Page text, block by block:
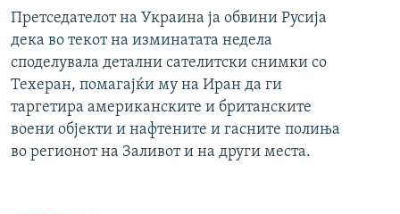
Претседателот на Украина ја обвини Русија
дека во текот на изминатата недела
споделувала детални сателитски снимки со
Техеран, помагајќи му на Иран да ги
таргетира американските и британските
воени објекти и нафтените и гасните полиња
во регионот на Заливот и на други места.